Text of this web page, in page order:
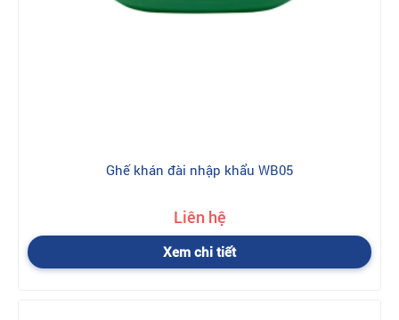
Ghế khán đài nhập khẩu WB05
Liên hệ
Xem chi tiết